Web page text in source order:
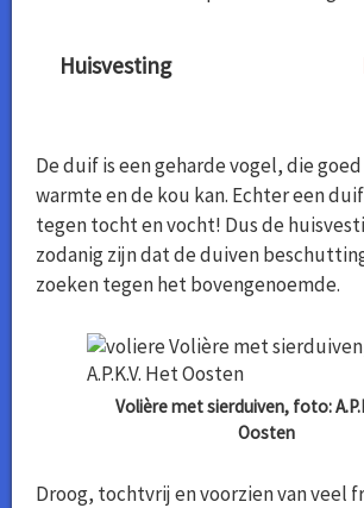
Huisvesting
De duif is een geharde vogel, die
warmte en de kou kan. Echter een
tegen tocht en vocht! Dus de
zodanig zijn dat de duiven
zoeken tegen het bovengenoemde.
Volière met sierduiven, foto:
Oosten
Droog, tochtvrij en voorzien van veel